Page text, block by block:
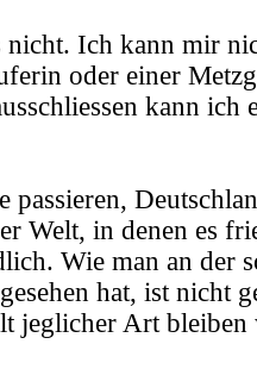
nicht. Ich kann mir
oder einer
kann ich
passieren,
Welt, in denen es
Wie man an der
hat, ist nicht
jeglicher Art bleiben